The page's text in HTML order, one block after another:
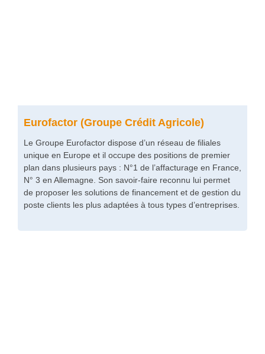
Eurofactor (Groupe Crédit Agricole)
Le Groupe Eurofactor dispose d’un réseau de filiales
unique en Europe et il occupe des positions de premier
plan dans plusieurs pays : N°1 de l’affacturage en France,
N° 3 en Allemagne. Son savoir-faire reconnu lui permet
de proposer les solutions de financement et de gestion du
poste clients les plus adaptées à tous types d’entreprises.